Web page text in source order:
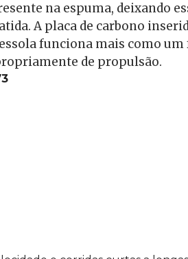
na espuma, deixando
A placa de carbono
funciona mais como
de propulsão.